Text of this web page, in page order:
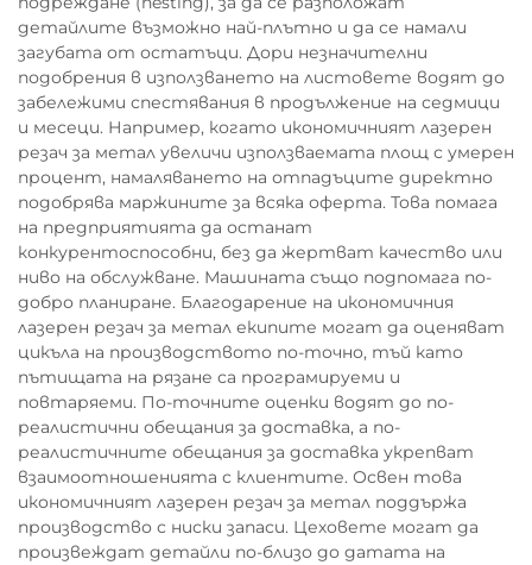
детайлите възможно най-плътно и да се намали
загубата от остатъци. Дори незначителни
подобрения в използването на листовете водят до
забележими спестявания в продължение на седмици
и месеци. Например, когато икономичният лазерен
резач за метал увеличи използваемата площ с умерен
процент, намаляването на отпадъците директно
подобрява маржините за всяка оферта. Това помага
на предприятията да останат
конкурентоспособни, без да жертват качество или
ниво на обслужване. Машината също подпомага по-
добро планиране. Благодарение на икономичния
лазерен резач за метал екипите могат да оценяват
цикъла на производството по-точно, тъй като
пътищата на рязане са програмируеми и
повтаряеми. По-точните оценки водят до по-
реалистични обещания за доставка, а по-
реалистичните обещания за доставка укрепват
взаимоотношенията с клиентите. Освен това
икономичният лазерен резач за метал поддържа
производство с ниски запаси. Цеховете могат да
произвеждат детайли по-близо до датата на